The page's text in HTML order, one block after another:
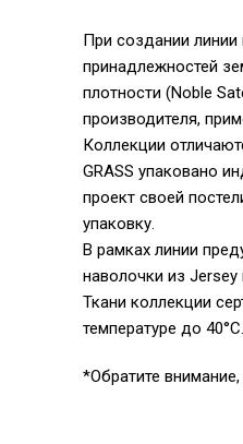
При создании линии
принадлежностей
плотности (Noble
производителя,
Коллекции
GRASS упаковано
проект своей
упаковку.
В рамках линии
наволочки из
Ткани коллекции
температуре до 40°С.
*Обратите